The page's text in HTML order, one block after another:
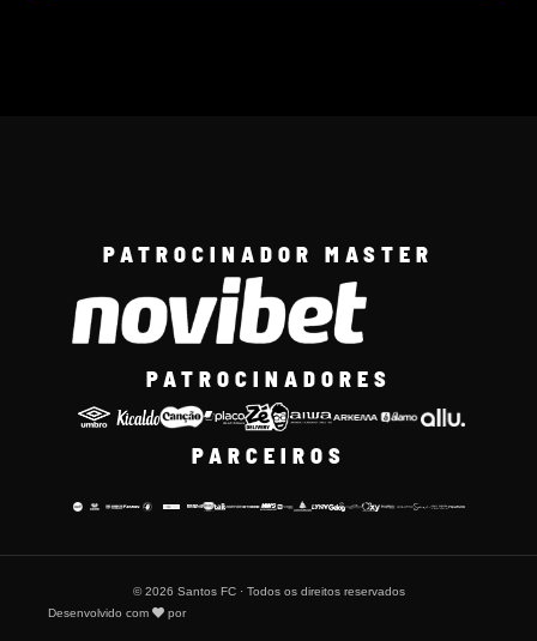
PATROCINADOR MASTER
PATROCINADORES
PARCEIROS
© 2026 Santos FC · Todos os direitos reservados
Desenvolvido com
por